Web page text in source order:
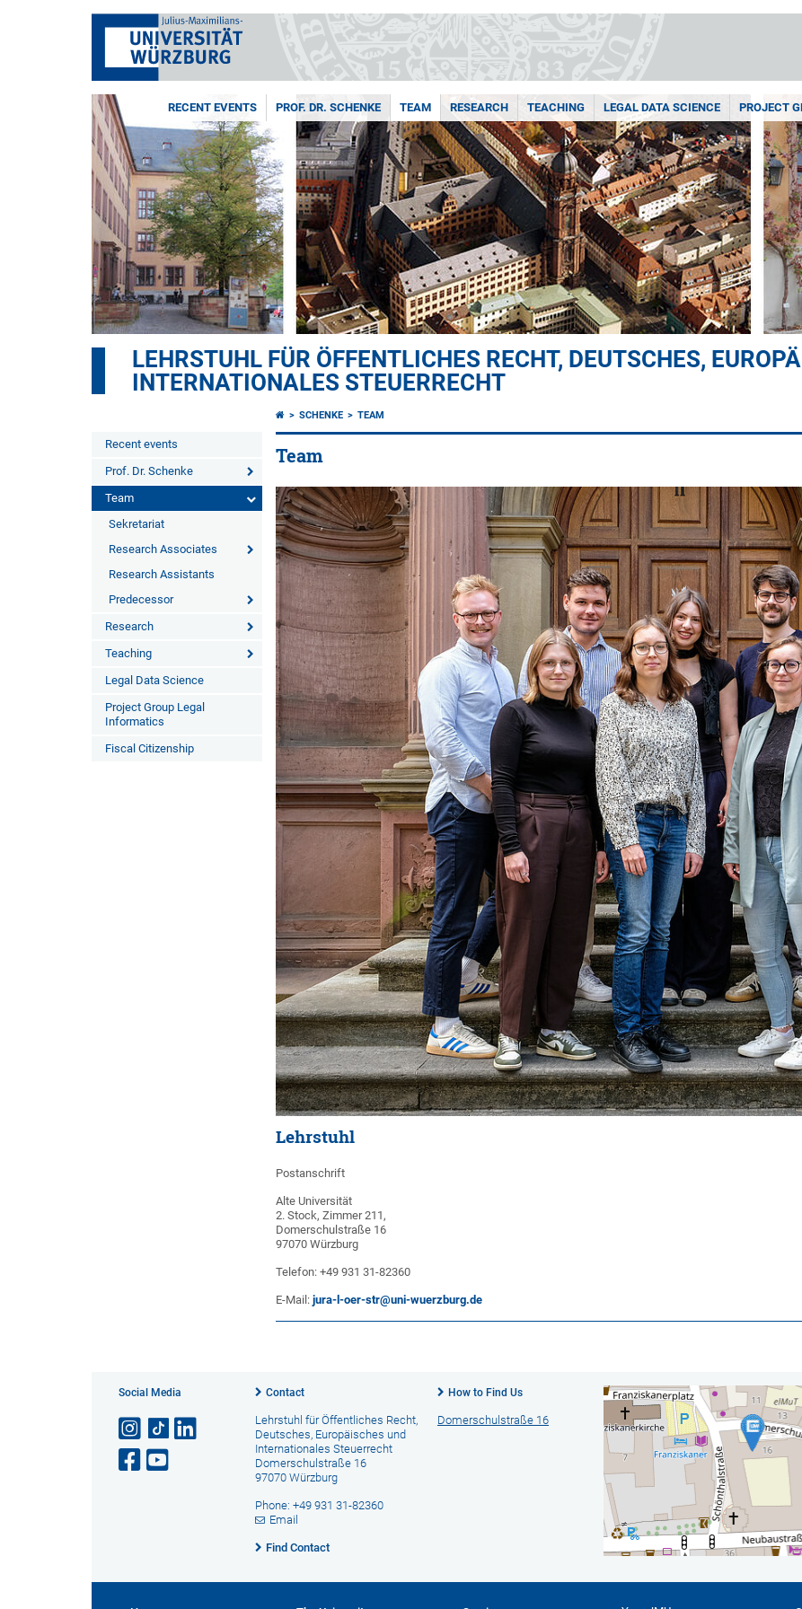
RECENT EVENTS PROF. DR. SCHENKE TEAM RESEARCH TEACHING LEGAL DATA SCIENCE PROJECT
LEHRSTUHL FÜR ÖFFENTLICHES RECHT, DEUTSCHES,
INTERNATIONALES STEUERRECHT
Recent events
Prof. Dr. Schenke
Team
Sekretariat
Research Associates
Research Assistants
Predecessor
Research
Teaching
Legal Data Science
Project Group Legal
Informatics
Fiscal Citizenship
SCHENKE TEAM
Team
Lehrstuhl
Postanschrift
Alte Universität
2. Stock, Zimmer 211,
Domerschulstraße 16
97070 Würzburg
Telefon: +49 931 31-82360
E-Mail:jura-l-oer-str@uni-wuerzburg.de
Social Media Contact
Lehrstuhl für Öffentliches Recht,
Deutsches, Europäisches und
Internationales Steuerrecht
Domerschulstraße 16
97070 Würzburg
Phone: +49 931 31-82360
Email
Find Contact
How to Find Us
Domerschulstraße 16